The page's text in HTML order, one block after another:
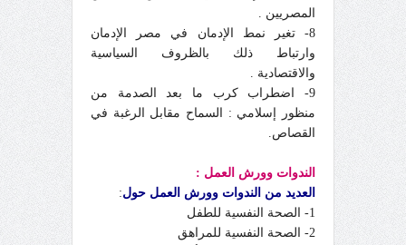
المصريين .
8- تغير نمط الإدمان في مصر الإدمان
وارتباط ذلك بالظروف السياسية
والاقتصادية .
9- اضطراب كرب ما بعد الصدمة من
منظور إسلامي : السماح مقابل الرغبة في
القصاص.
الندوات وورش العمل :
العديد من الندوات وورش العمل حول:
1- الصحة النفسية للطفل
2- الصحة النفسية للمراهق